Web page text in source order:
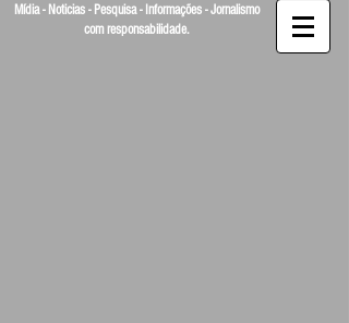
Mídia - Noticias - Pesquisa - Informações - Jornalismo
com responsabilidade.